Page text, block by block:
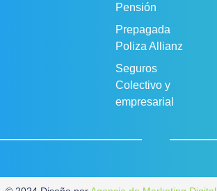
Pensión
Prepagada
Poliza Allianz
Seguros
Colectivo y
empresarial